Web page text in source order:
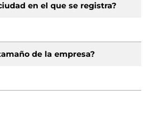
en el que se registra?
de la empresa?